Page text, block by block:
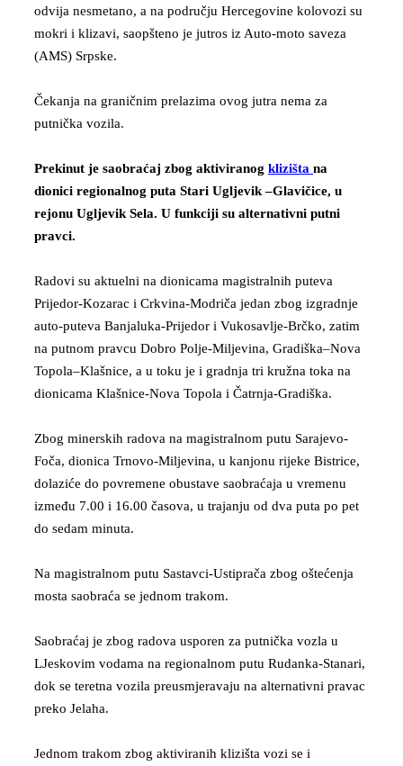
odvija nesmetano, a na području Hercegovine kolovozi su
mokri i klizavi, saopšteno je jutros iz Auto-moto saveza
(AMS) Srpske.
Čekanja na graničnim prelazima ovog jutra nema za
putnička vozila.
Prekinut je saobraćaj zbog aktiviranog klizišta na
dionici regionalnog puta Stari Ugljevik –Glavičice, u
rejonu Ugljevik Sela. U funkciji su alternativni putni
pravci.
Radovi su aktuelni na dionicama magistralnih puteva
Prijedor-Kozarac i Crkvina-Modriča jedan zbog izgradnje
auto-puteva Banjaluka-Prijedor i Vukosavlje-Brčko, zatim
na putnom pravcu Dobro Polje-Miljevina, Gradiška–Nova
Topola–Klašnice, a u toku je i gradnja tri kružna toka na
dionicama Klašnice-Nova Topola i Čatrnja-Gradiška.
Zbog minerskih radova na magistralnom putu Sarajevo-
Foča, dionica Trnovo-Miljevina, u kanjonu rijeke Bistrice,
dolaziće do povremene obustave saobraćaja u vremenu
između 7.00 i 16.00 časova, u trajanju od dva puta po pet
do sedam minuta.
Na magistralnom putu Sastavci-Ustiprača zbog oštećenja
mosta saobraća se jednom trakom.
Saobraćaj je zbog radova usporen za putnička vozla u
LJeskovim vodama na regionalnom putu Rudanka-Stanari,
dok se teretna vozila preusmjeravaju na alternativni pravac
preko Jelaha.
Jednom trakom zbog aktiviranih klizišta vozi se i